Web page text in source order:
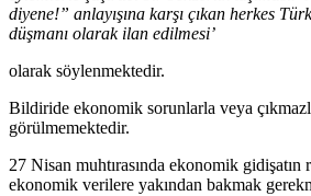
diyene!” anlayışına karşı çıkan herkes
düşmanı olarak ilan edilmesi’
olarak söylenmektedir.
Bildiride ekonomik sorunlarla veya
görülmemektedir.
27 Nisan muhtırasında ekonomik
ekonomik verilere yakından bakmak